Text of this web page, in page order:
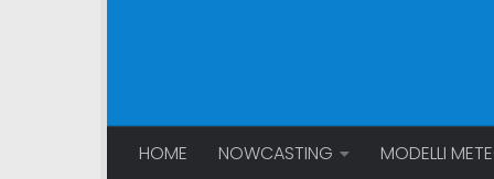
HOME NOWCASTING MODELLI